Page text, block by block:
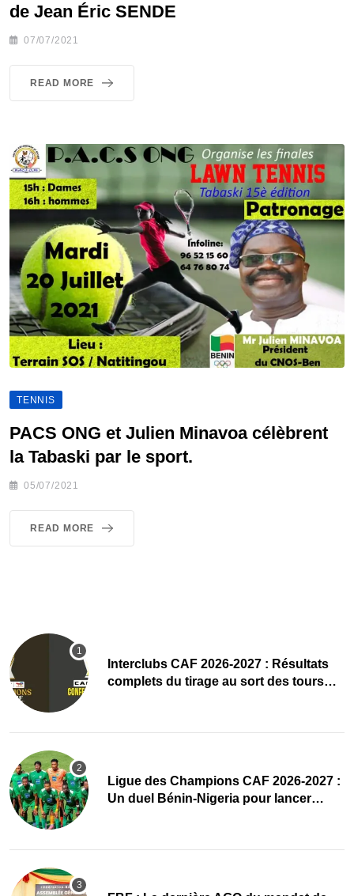
de Jean Éric SENDE
07/07/2021
READ MORE
TENNIS
PACS ONG et Julien Minavoa célèbrent
la Tabaski par le sport.
05/07/2021
READ MORE
Interclubs CAF 2026-2027 : Résultats
complets du tirage au sort des tours
Ligue des Champions CAF 2026-2027 :
Un duel Bénin-Nigeria pour lancer